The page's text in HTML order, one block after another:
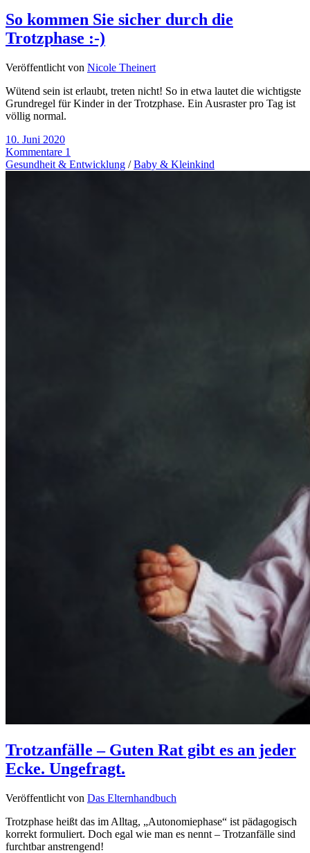
So kommen Sie sicher durch die
Trotzphase :-)
Veröffentlicht von Nicole Theinert
Wütend sein ist erlaubt, treten nicht! So in etwa lautet die wichtigste
Grundregel für Kinder in der Trotzphase. Ein Ausraster pro Tag ist
völlig normal.
10. Juni 2020
Kommentare 1
Gesundheit & Entwicklung /Baby & Kleinkind
Trotzanfälle – Guten Rat gibt es an jeder
Ecke. Ungefragt.
Veröffentlicht von Das Elternhandbuch
Trotzphase heißt das im Alltag, „Autonomiephase“ ist pädagogisch
korrekt formuliert. Doch egal wie man es nennt – Trotzanfälle sind
furchtbar anstrengend!